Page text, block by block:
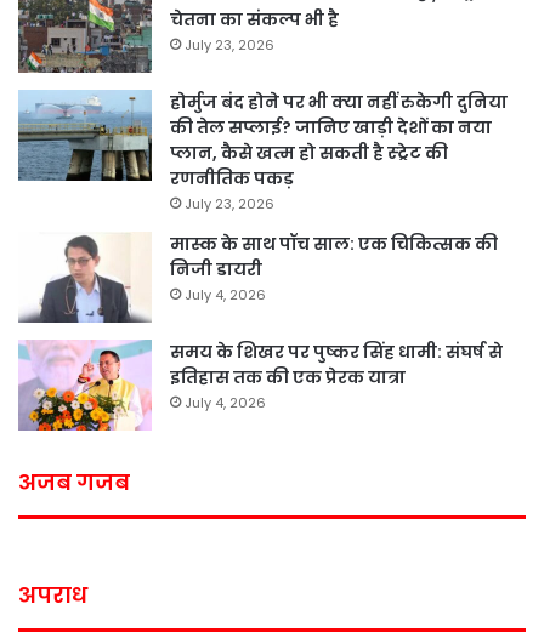
चेतना का संकल्प भी है
July 23, 2026
होर्मुज बंद होने पर भी क्या नहीं रुकेगी दुनिया
की तेल सप्लाई? जानिए खाड़ी देशों का नया
प्लान, कैसे खत्म हो सकती है स्ट्रेट की
रणनीतिक पकड़
July 23, 2026
मास्क के साथ पॉच साल: एक चिकित्सक की
निजी डायरी
July 4, 2026
समय के शिखर पर पुष्कर सिंह धामी: संघर्ष से
इतिहास तक की एक प्रेरक यात्रा
July 4, 2026
अजब गजब
अपराध